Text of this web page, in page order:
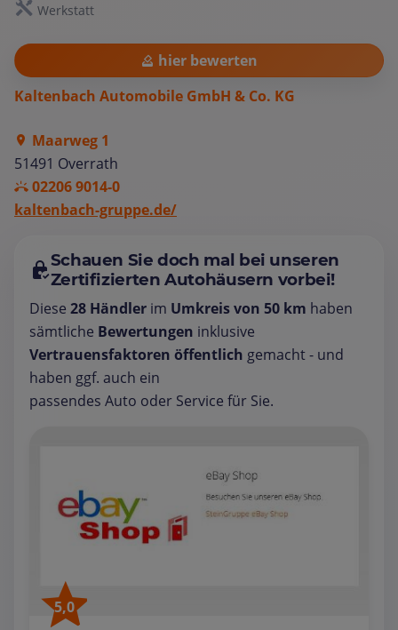
Werkstatt
hier bewerten
Kaltenbach Automobile GmbH & Co. KG
Maarweg 1
51491 Overrath
02206 9014-0
kaltenbach-gruppe.de/
Schauen Sie doch mal bei unseren
Zertifizierten Autohäusern vorbei!
Diese 28 Händler im Umkreis von 50 km haben
sämtliche Bewertungen inklusive
Vertrauensfaktoren öffentlich gemacht - und
haben ggf. auch ein
passendes Auto oder Service für Sie.
5,0